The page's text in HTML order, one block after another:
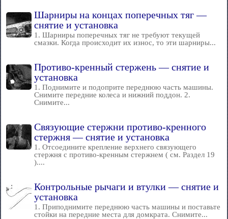
Шарниры на концах поперечных тяг —
снятие и установка
1. Шарниры поперечных тяг не требуют текущей
смазки. Когда происходит их износ, то эти шарниры...
Противо-кренный стержень — снятие и
установка
1. Поднимите и подоприте переднюю часть машины.
Снимите передние колеса и нижний поддон. 2.
Снимите...
Связующие стержни противо-кренного
стержня — снятие и установка
1. Отсоедините крепление верхнего связующего
стержня с противо-кренным стержнем ( см. Раздел 19
)....
Контрольные рычаги и втулки — снятие и
установка
1. Приподнимите переднюю часть машины и поставьте
стойки на передние места для домкрата. Снимите...